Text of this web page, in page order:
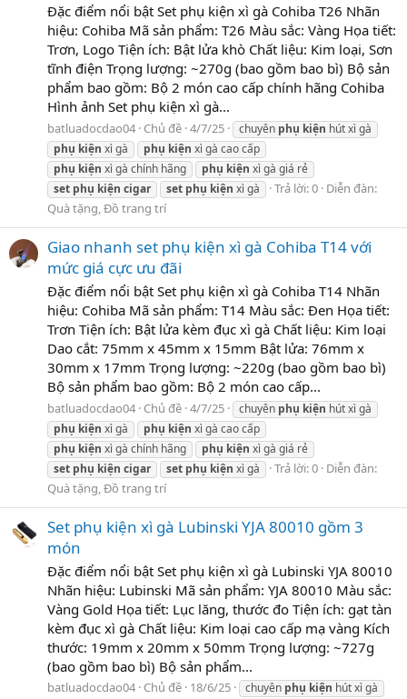
Đặc điểm nổi bật Set phụ kiện xì gà Cohiba T26 Nhãn
hiệu: Cohiba Mã sản phẩm: T26 Màu sắc: Vàng Họa tiết:
Trơn, Logo Tiện ích: Bật lửa khò Chất liệu: Kim loại, Sơn
tĩnh điện Trọng lượng: ~270g (bao gồm bao bì) Bộ sản
phẩm bao gồm: Bộ 2 món cao cấp chính hãng Cohiba
Hình ảnh Set phụ kiện xì gà...
batluadocdao04 Chủ đề 4/7/25 chuyên phụ kiện hút xì gà
phụ kiện xì gà phụ kiện xì gà cao cấp
phụ kiện xì gà chính hãng phụ kiện xì gà giá rẻ
set phụ kiện cigar set phụ kiện xì gà Trả lời: 0 Diễn đàn:
Quà tặng, Đồ trang trí
Giao nhanh set phụ kiện xì gà Cohiba T14 với
mức giá cực ưu đãi
Đặc điểm nổi bật Set phụ kiện xì gà Cohiba T14 Nhãn
hiệu: Cohiba Mã sản phẩm: T14 Màu sắc: Đen Họa tiết:
Trơn Tiện ích: Bật lửa kèm đục xì gà Chất liệu: Kim loại
Dao cắt: 75mm x 45mm x 15mm Bật lửa: 76mm x
30mm x 17mm Trọng lượng: ~220g (bao gồm bao bì)
Bộ sản phẩm bao gồm: Bộ 2 món cao cấp...
batluadocdao04 Chủ đề 4/7/25 chuyên phụ kiện hút xì gà
phụ kiện xì gà phụ kiện xì gà cao cấp
phụ kiện xì gà chính hãng phụ kiện xì gà giá rẻ
set phụ kiện cigar set phụ kiện xì gà Trả lời: 0 Diễn đàn:
Quà tặng, Đồ trang trí
Set phụ kiện xì gà Lubinski YJA 80010 gồm 3
món
Đặc điểm nổi bật Set phụ kiện xì gà Lubinski YJA 80010
Nhãn hiệu: Lubinski Mã sản phẩm: YJA 80010 Màu sắc:
Vàng Gold Họa tiết: Lục lăng, thước đo Tiện ích: gạt tàn
kèm đục xì gà Chất liệu: Kim loại cao cấp mạ vàng Kích
thước: 19mm x 20mm x 50mm Trọng lượng: ~727g
(bao gồm bao bì) Bộ sản phẩm...
batluadocdao04 Chủ đề 18/6/25 chuyên phụ kiện hút xì gà